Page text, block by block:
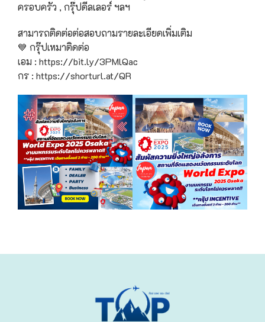
ครอบครัว , กรุ๊ปดีลเลอร์ ฯลฯ
สามารถติดต่อต่อสอบถามรายละเอียดเพิ่มเติม
💙 กรุ๊ปเหมาติดต่อ
เอม : https://bit.ly/3PMlQac
กร : https://shorturl.at/QR